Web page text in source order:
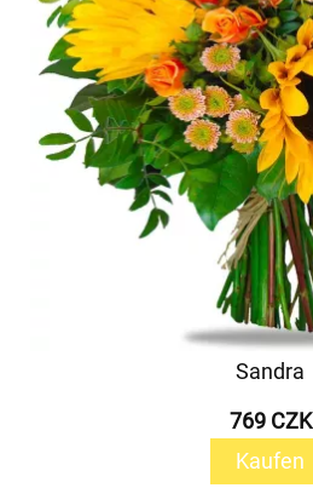
Sandra
769 CZK
Kaufen